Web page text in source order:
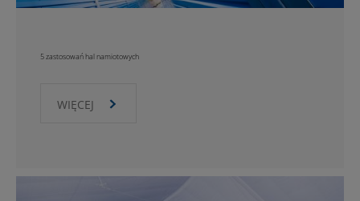
5 zastosowań hal namiotowych
WIĘCEJ